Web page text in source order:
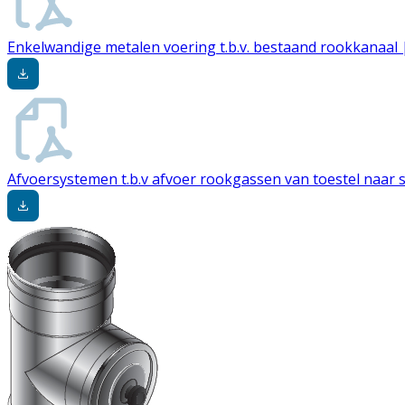
Enkelwandige metalen voering t.b.v. bestaand rookkanaal
Afvoersystemen t.b.v afvoer rookgassen van toestel naar